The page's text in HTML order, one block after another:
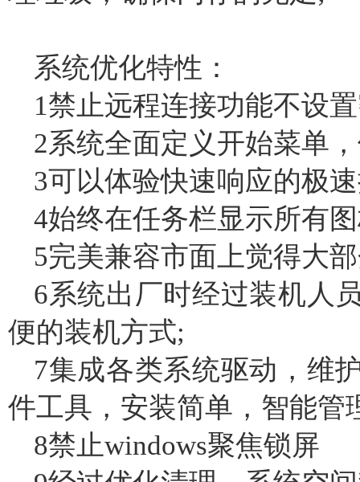
系统优化特性：
1禁止远程连接功能不设
2系统全面定义开始菜单
3可以体验快速响应的极
4始终在任务栏显示所有
5完美兼容市面上觉得大
6系统出厂时经过装机人
便的装机方式;
7集成各类系统驱动，维
件工具，安装简单，智能管
8禁止windows聚焦锁屏